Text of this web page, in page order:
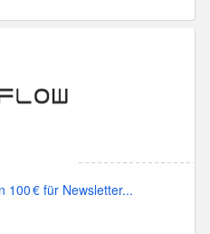
100 € für Newsletter...